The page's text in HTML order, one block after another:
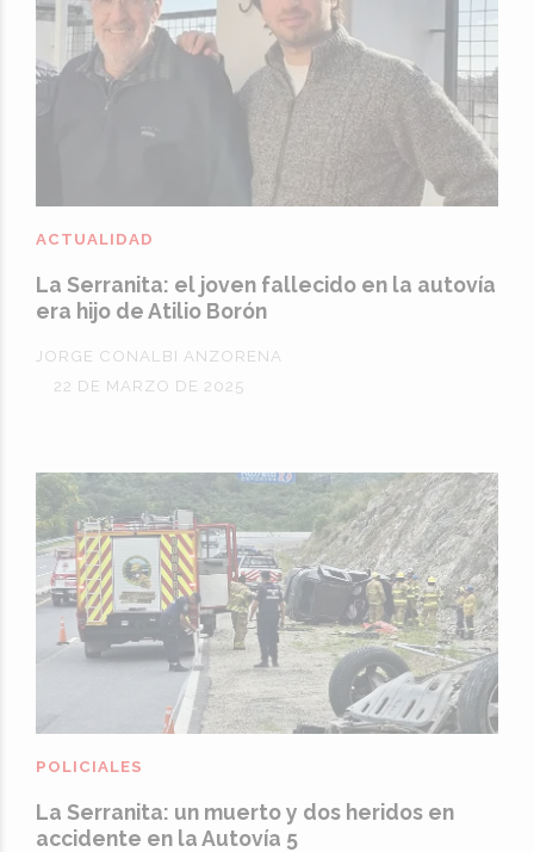
La Serranita: el joven fallecido en la autovía
era hijo de Atilio Borón
JORGE CONALBI ANZORENA
ACTUALIDAD
22 DE MARZO DE 2025
La Serranita: un muerto y dos heridos en
accidente en la Autovía 5
POLICIALES